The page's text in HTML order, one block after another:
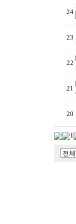
24
23
22
21
20
1